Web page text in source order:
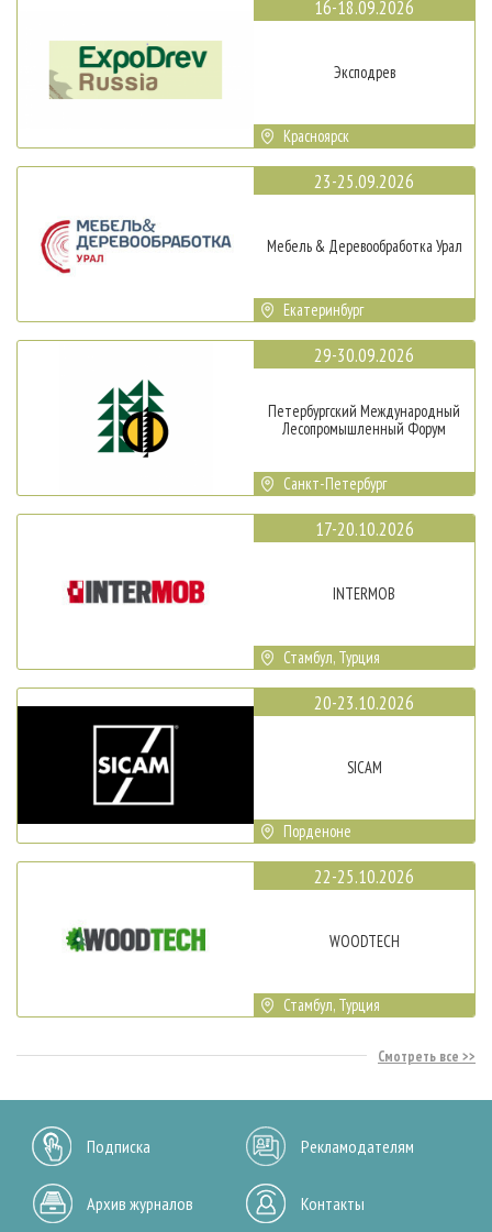
16-18.09.2026
Эксподрев
Красноярск
23-25.09.2026
Мебель & Деревообработка Урал
Екатеринбург
29-30.09.2026
Петербургский Международный
Лесопромышленный Форум
Санкт-Петербург
17-20.10.2026
INTERMOB
Стамбул, Турция
20-23.10.2026
SICAM
Порденоне
22-25.10.2026
WOODTECH
Стамбул, Турция
Смотреть все
Подписка Рекламодателям
Архив журналов Контакты